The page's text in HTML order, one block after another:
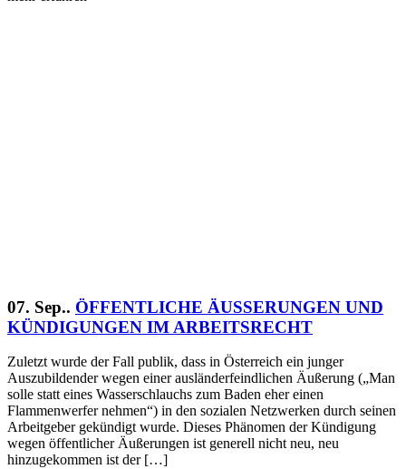
07. Sep.. ÖFFENTLICHE ÄUSSERUNGEN UND
KÜNDIGUNGEN IM ARBEITSRECHT
Zuletzt wurde der Fall publik, dass in Österreich ein junger
Auszubildender wegen einer ausländerfeindlichen Äußerung („Man
solle statt eines Wasserschlauchs zum Baden eher einen
Flammenwerfer nehmen“) in den sozialen Netzwerken durch seinen
Arbeitgeber gekündigt wurde. Dieses Phänomen der Kündigung
wegen öffentlicher Äußerungen ist generell nicht neu, neu
hinzugekommen ist der […]